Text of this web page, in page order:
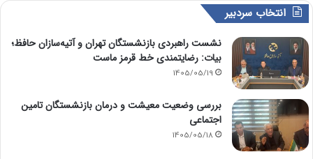
انتخاب سردبیر
نشست راهبردی بازنشستگان تهران و آتیه‌سازان حافظ؛
بیات: رضایتمندی خط قرمز ماست
1405/05/19
بررسی وضعیت معیشت و درمان بازنشستگان تامین
اجتماعی
1405/05/18